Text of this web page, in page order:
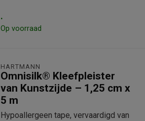
.
Op voorraad
HARTMANN
Omnisilk® Kleefpleister
van Kunstzijde – 1,25 cm x
5 m
Hypoallergeen tape, vervaardigd van